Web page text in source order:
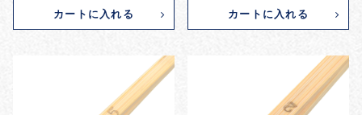
カートに入れる カートに入れる